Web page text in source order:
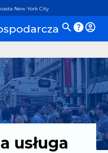
New York City
usługa